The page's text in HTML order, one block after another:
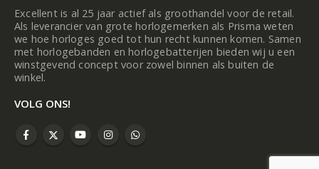
Excellent is al 25 jaar actief als groothandel voor de retail.
Als leverancier van grote horlogemerken als Prisma weten
we hoe horloges goed tot hun recht kunnen komen. Samen
met horlogebanden en horlogebatterijen bieden wij u een
winstgevend concept voor zowel binnen als buiten de
winkel.
VOLG ONS!